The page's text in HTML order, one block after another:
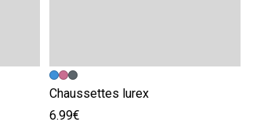
Image précédente
Image suivante
Chaussettes lurex
6.99€